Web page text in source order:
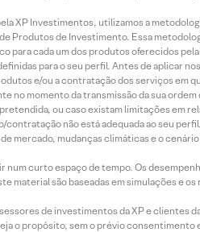
XP Investimentos, utilizamos a
Produtos de Investimento. Essa
para cada um dos produtos oferecidos
para o seu perfil. Antes de aplicar
e/ou a contratação dos serviços em
momento da transmissão da sua
ou caso existam limitações em
não está adequada ao seu
mercado, mudanças climáticas e o
curto espaço de tempo. Os
são baseadas em simulações e
de investimentos da XP e clientes
o propósito, sem o prévio